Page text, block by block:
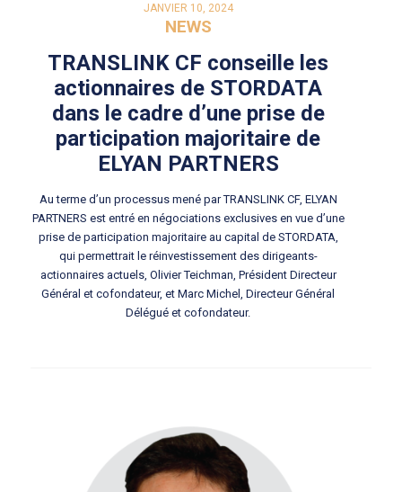
JANVIER 10, 2024
NEWS
TRANSLINK CF conseille les
actionnaires de STORDATA
dans le cadre d’une prise de
participation majoritaire de
ELYAN PARTNERS
Au terme d’un processus mené par TRANSLINK CF, ELYAN
PARTNERS est entré en négociations exclusives en vue d’une
prise de participation majoritaire au capital de STORDATA,
qui permettrait le réinvestissement des dirigeants-
actionnaires actuels, Olivier Teichman, Président Directeur
Général et cofondateur, et Marc Michel, Directeur Général
Délégué et cofondateur.